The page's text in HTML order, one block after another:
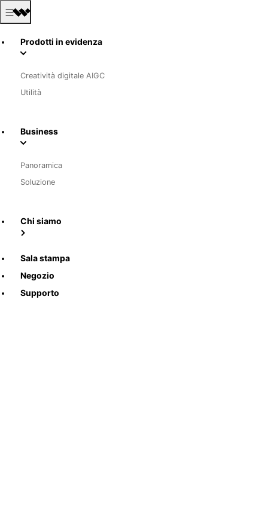
Prodotti in evidenza
Creatività digitale AIGC
Utilità
Business
Panoramica
Soluzione
Chi siamo
Sala stampa
Negozio
Supporto